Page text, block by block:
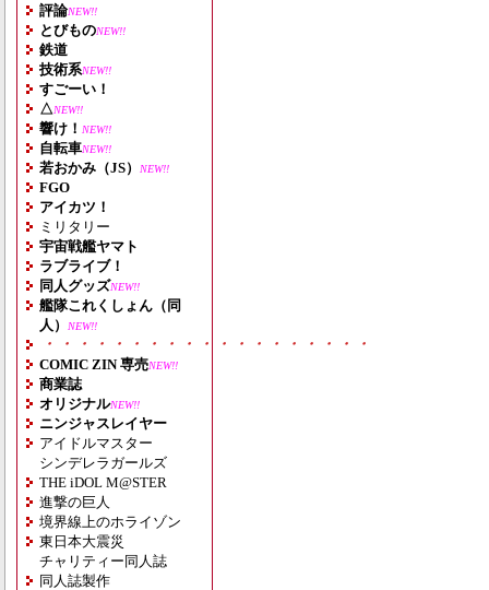
評論NEW!!
とびものNEW!!
鉄道
技術系NEW!!
すごーい！
△NEW!!
響け！ NEW!!
自転車NEW!!
若おかみ（JS） NEW!!
FGO
アイカツ！
ミリタリー
宇宙戦艦ヤマト
ラブライブ！
同人グッズNEW!!
艦隊これくしょん（同
人）
NEW!!
・・・・・・・・・・・・・・・・・・・
COMIC ZIN 専売NEW!!
商業誌
オリジナルNEW!!
ニンジャスレイヤー
アイドルマスター
シンデレラガールズ
THE iDOL M@STER
進撃の巨人
境界線上のホライゾン
東日本大震災
チャリティー同人誌
同人誌製作